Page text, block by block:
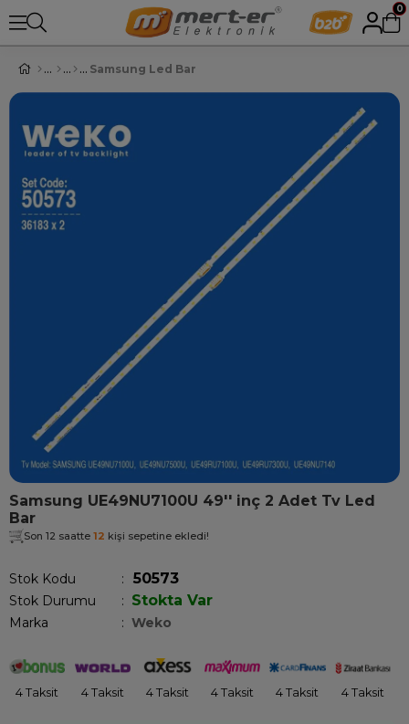
0
Samsung Led Bar
Samsung UE49NU7100U 49'' inç 2 Adet Tv Led
Bar
Son 12 saatte 12 kişi sepetine ekledi!
Stok Kodu 50573
Stok Durumu : Stokta Var
Marka : Weko
4 Taksit 4 Taksit 4 Taksit 4 Taksit 4 Taksit 4 Taksit